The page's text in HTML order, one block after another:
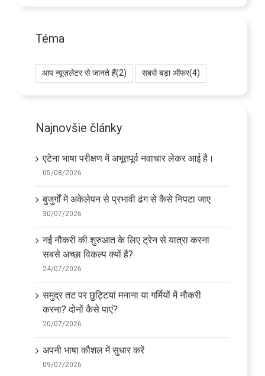
Téma
आप न्यूज़लेटर से जानते हैं(2) सबसे बड़ा ऑफर(4)
Najnovšie články
एटेना भाषा परीक्षण में अभूतपूर्व नवाचार लेकर आई है।
05/08/2026
बुजुर्गों में अकेलेपन से प्रभावी ढंग से कैसे निपटा जाए
30/07/2026
नई नौकरी की शुरुआत के लिए ट्रेन से यात्रा करना
सबसे अच्छा विकल्प क्यों है?
24/07/2026
समुद्र तट पर छुट्टियां मनाना या गर्मियों में नौकरी
करना? दोनों कैसे पाएं?
20/07/2026
अपनी भाषा कौशल में सुधार करें
09/07/2026